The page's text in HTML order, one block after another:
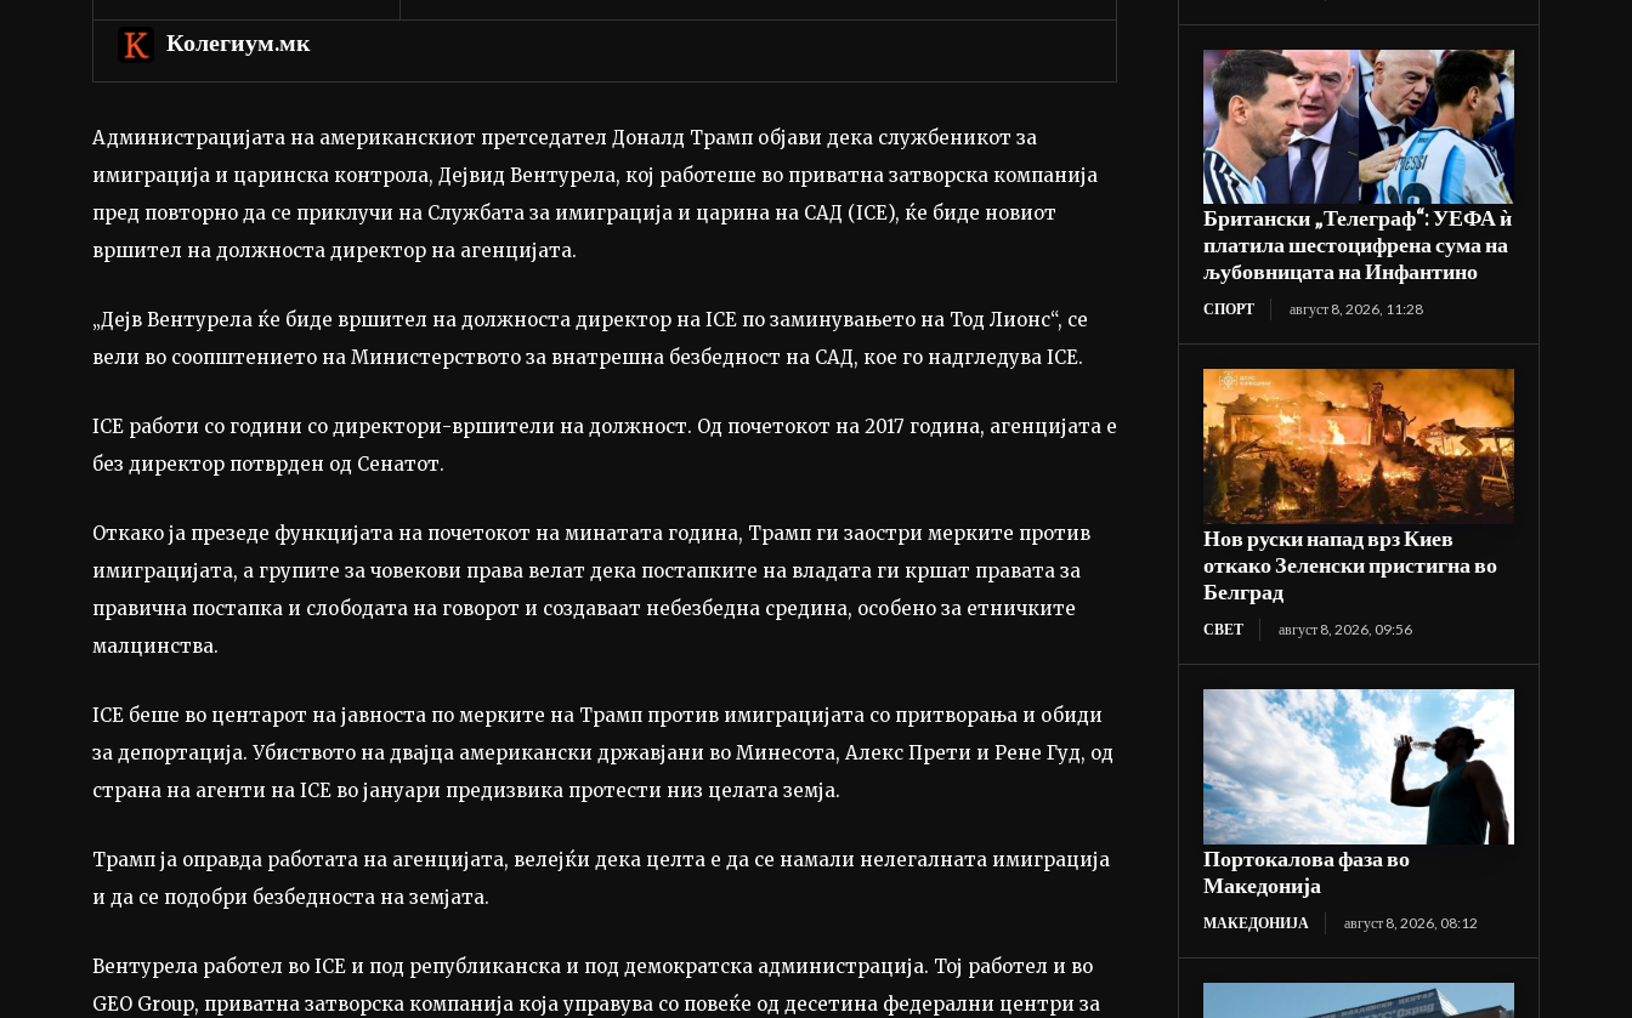
Колегиум.мк
Администрацијата на американскиот претседател Доналд Трамп објави дека службеникот за
имиграција и царинска контрола, Дејвид Вентурела, кој работеше во приватна затворска компанија
пред повторно да се приклучи на Службата за имиграција и царина на САД (ICE), ќе биде новиот
вршител на должноста директор на агенцијата.
„Дејв Вентурела ќе биде вршител на должноста директор на ICE по заминувањето на Тод Лионс“, се
вели во соопштението на Министерството за внатрешна безбедност на САД, кое го надгледува ICE.
ICE работи со години со директори-вршители на должност. Од почетокот на 2017 година, агенцијата е
без директор потврден од Сенатот.
Откако ја презеде функцијата на почетокот на минатата година, Трамп ги заостри мерките против
имиграцијата, а групите за човекови права велат дека постапките на владата ги кршат правата за
правична постапка и слободата на говорот и создаваат небезбедна средина, особено за етничките
малцинства.
ICE беше во центарот на јавноста по мерките на Трамп против имиграцијата со притворања и обиди
за депортација. Убиството на двајца американски државјани во Минесота, Алекс Прети и Рене Гуд, од
страна на агенти на ICE во јануари предизвика протести низ целата земја.
Трамп ја оправда работата на агенцијата, велејќи дека целта е да се намали нелегалната имиграција
и да се подобри безбедноста на земјата.
Вентурела работел во ICE и под републиканска и под демократска администрација. Тој работел и во
GEO Group, приватна затворска компанија која управува со повеќе од десетина федерални центри за
Британски „Телеграф“: УЕФА ѝ
платила шестоцифрена сума на
љубовницата на Инфантино
СПОРТ август 8, 2026, 11:28
Нов руски напад врз Киев
откако Зеленски пристигна во
Белград
СВЕТ август 8, 2026, 09:56
Портокалова фаза во
Македонија
МАКЕДОНИЈА август 8, 2026, 08:12